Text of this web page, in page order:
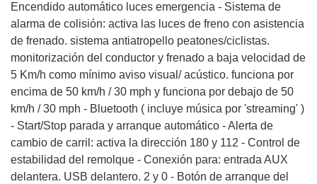
Encendido automático luces emergencia - Sistema de
alarma de colisión: activa las luces de freno con asistencia
de frenado. sistema antiatropello peatones/ciclistas.
monitorización del conductor y frenado a baja velocidad de
5 Km/h como mínimo aviso visual/ acústico. funciona por
encima de 50 km/h / 30 mph y funciona por debajo de 50
km/h / 30 mph - Bluetooth ( incluye música por 'streaming' )
- Start/Stop parada y arranque automático - Alerta de
cambio de carril: activa la dirección 180 y 112 - Control de
estabilidad del remolque - Conexión para: entrada AUX
delantera. USB delantero. 2 y 0 - Botón de arranque del